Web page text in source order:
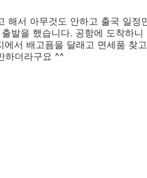
해서 아무것도 안하고 출국 일정
발을 했습니다. 공항에 도착하
서 배고픔을 달래고 면세품 찾
하더라구요 ^^